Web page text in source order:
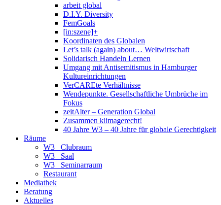
arbeit global
D.I.Y. Diversity
FemGoals
[in:szene]+
Koordinaten des Globalen
Let’s talk (again) about… Weltwirtschaft
Solidarisch Handeln Lernen
Umgang mit Antisemitismus in Hamburger
Kultureinrichtungen
VerCAREte Verhältnisse
Wendepunkte. Gesellschaftliche Umbrüche im
Fokus
zeitAlter – Generation Global
Zusammen klimagerecht!
40 Jahre W3 – 40 Jahre für globale Gerechtigkeit
Räume
W3_ Clubraum
W3_ Saal
W3_ Seminarraum
Restaurant
Mediathek
Beratung
Aktuelles